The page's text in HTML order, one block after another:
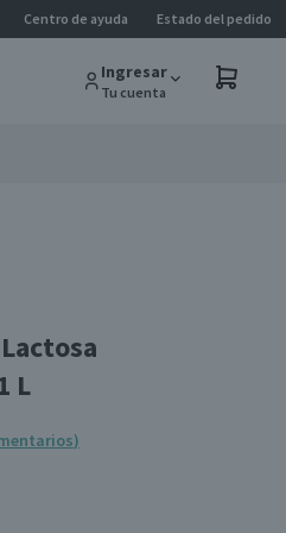
Centro de ayuda Estado del pedido
Ingresar
Tu cuenta
L
)